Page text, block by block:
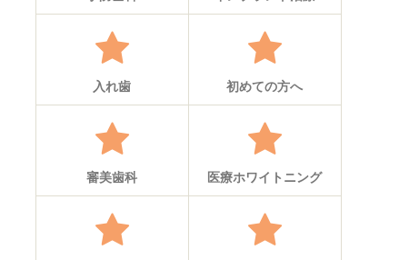
入れ歯 初めての方へ
審美歯科 医療ホワイトニング